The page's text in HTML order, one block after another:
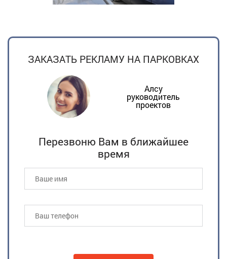
ЗАКАЗАТЬ РЕКЛАМУ НА ПАРКОВКАХ
Алсу
руководитель
проектов
Перезвоню Вам в ближайшее
время